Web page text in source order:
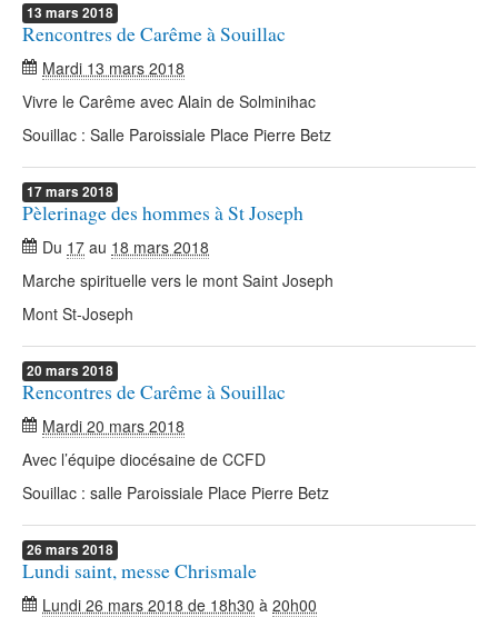
13 mars 2018
Rencontres de Carême à Souillac
Mardi 13 mars 2018
Vivre le Carême avec Alain de Solminihac
Souillac : Salle Paroissiale Place Pierre Betz
17mars 2018
Pèlerinage des hommes à St Joseph
Du 17 au 18 mars 2018
Marche spirituelle vers le mont Saint Joseph
Mont St-Joseph
20 mars 2018
Rencontres de Carême à Souillac
Mardi 20 mars 2018
Avec l’équipe diocésaine de CCFD
Souillac : salle Paroissiale Place Pierre Betz
26 mars 2018
Lundi saint, messe Chrismale
Lundi 26 mars 2018 de 18h30 à 20h00